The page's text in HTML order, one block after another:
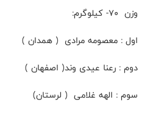
وزن ۷۰- کیلوگرم:
اول : معصومه مرادی ( همدان )
دوم : رعنا عیدی وند( اصفهان )
سوم : الهه غلامی ( لرستان)